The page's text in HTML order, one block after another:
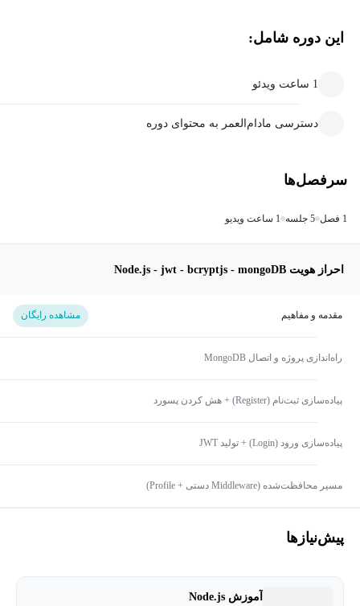
این دوره شامل:
1 ساعت ویدئو
دسترسی مادام‌العمر به محتوای دوره
سرفصل‌ها
1 فصل 5 جلسه 1 ساعت ویدیو
احراز هویت Node.js - jwt - bcryptjs - mongoDB
مقدمه و مفاهیم مشاهده رایگان
راه‌اندازی پروژه و اتصال MongoDB
پیاده‌سازی ثبت‌نام (Register) + هش کردن پسورد
پیاده‌سازی ورود (Login) + تولید JWT
مسیر محافظت‌شده (Middleware دستی + Profile)
پیش‌نیاز‌ها
آموزش Node.js